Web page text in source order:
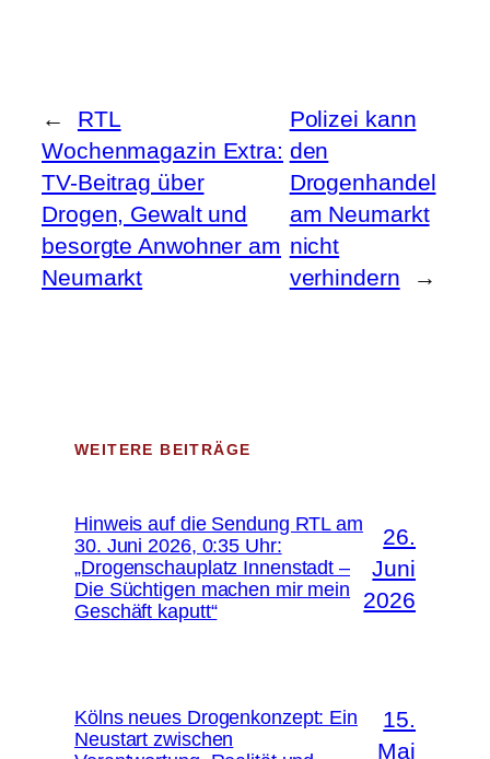
←
RTL
Wochenmagazin Extra:
TV-Beitrag über
Drogen, Gewalt und
besorgte Anwohner am
Neumarkt
Polizei kann
den
Drogenhandel
am Neumarkt
nicht
verhindern
→
WEITERE BEITRÄGE
Hinweis auf die Sendung RTL am
30. Juni 2026, 0:35 Uhr:
„Drogenschauplatz Innenstadt –
Die Süchtigen machen mir mein
Geschäft kaputt“
26.
Juni
2026
Kölns neues Drogenkonzept: Ein
Neustart zwischen
15.
Mai